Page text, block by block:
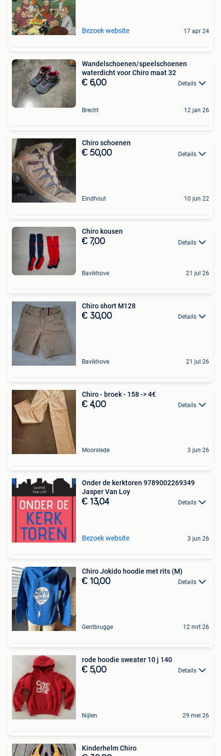
Bezoek website 17 apr 24
Wandelschoenen/speelschoenen
waterdicht voor Chiro maat 32
€ 6,00 Details
Brecht 12 jan 26
Chiro schoenen
€ 50,00 Details
Eindhout 10 jun 22
Chiro kousen
€ 7,00 Details
Bavikhove 21 jul 26
Chiro short M128
€ 30,00 Details
Bavikhove 21 jul 26
Chiro - broek - 158 -> 4€
€ 4,00 Details
Moorslede 3 jun 26
Onder de kerktoren 9789002269349
Jasper Van Loy
€ 13,04 Details
Bezoek website 3 jun 26
Chiro Jokido hoodie met rits (M)
€ 10,00 Details
Gentbrugge 12 mrt 26
rode hoodie sweater 10 j 140
€ 5,00 Details
Nijlen 29 mei 26
Kinderhelm Chiro